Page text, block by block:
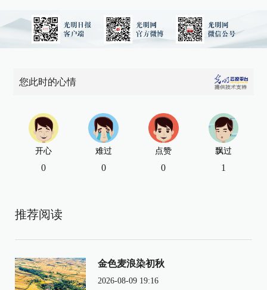
您此时的心情
开心
0
难过
0
点赞
0
飘过
1
推荐阅读
金色麦浪染初秋
2026-08-09 19:16